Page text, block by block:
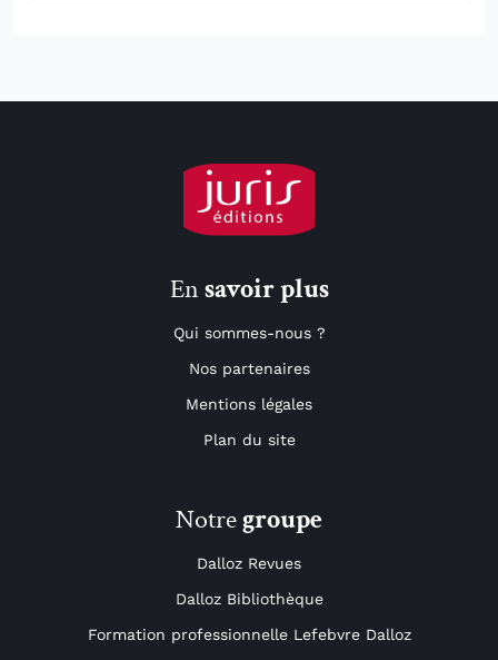
Ensavoir plus
Qui sommes-nous ?
Nos partenaires
Mentions légales
Plan du site
Notregroupe
Dalloz Revues
Dalloz Bibliothèque
Formation professionnelle Lefebvre Dalloz